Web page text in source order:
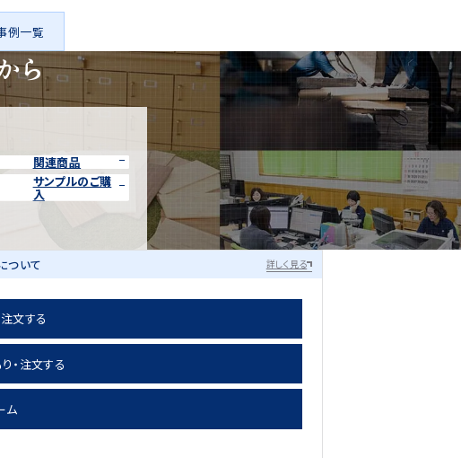
例一覧
ら
関連商品
サンプルのご購
入
ついて 詳しく見る
文する
・注文する
ム